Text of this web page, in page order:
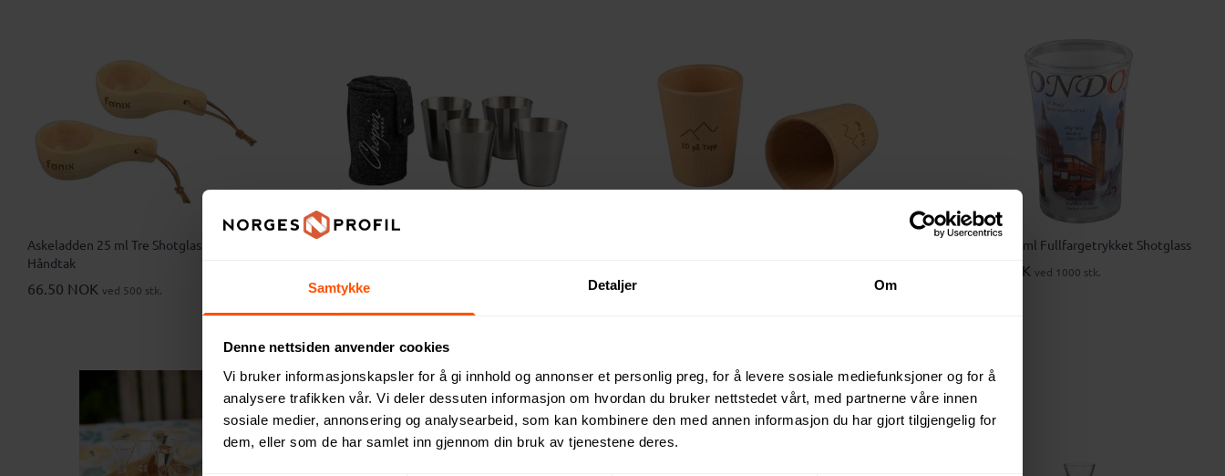
Samtykke Detaljer Om
Denne nettsiden anvender cookies
Vi bruker informasjonskapsler for å gi innhold og annonser et personlig preg, for å levere sosiale mediefunksjoner og for å
analysere trafikken vår. Vi deler dessuten informasjon om hvordan du bruker nettstedet vårt, med partnerne våre innen
sosiale medier, annonsering og analysearbeid, som kan kombinere den med annen informasjon du har gjort tilgjengelig for
dem, eller som de har samlet inn gjennom din bruk av tjenestene deres.
Askeladden 25 ml Tre Shotglass med
Håndtak
66.50 NOK ved 500 stk. 70.50 NOK
London 39 ml Fullfargetrykket Shotglass
37.30 NOK ved 1000 stk.